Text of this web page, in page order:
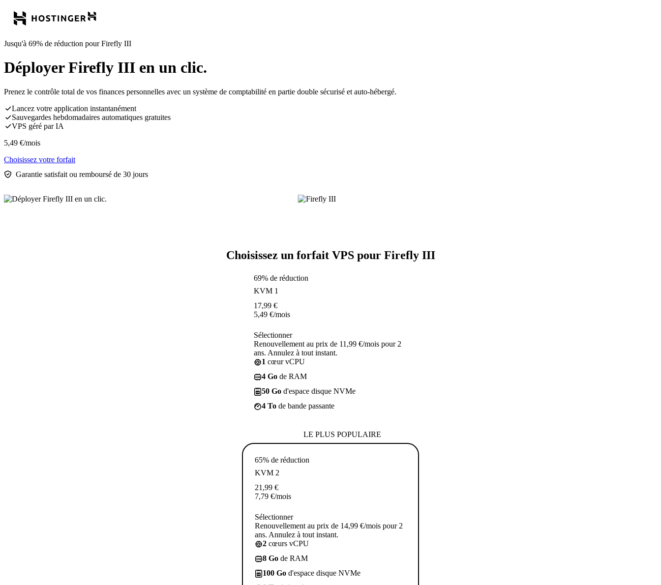
Jusqu'à 69% de réduction pour Firefly III
Déployer Firefly III en un clic.
Prenez le contrôle total de vos finances personnelles avec un système de comptabilité en partie double sécurisé et auto-hébergé.
Lancez votre application instantanément
Sauvegardes hebdomadaires automatiques gratuites
VPS géré par IA
5,49 €/mois
Choisissez votre forfait
Garantie satisfait ou remboursé de 30 jours
Choisissez un forfait VPS pour Firefly III
69% de réduction
KVM 1
17,99 €
5,49 €/mois
Sélectionner
Renouvellement au prix de 11,99 €/mois pour 2
ans. Annulez à tout instant.
1 cœur vCPU
4 Go de RAM
50 Go d'espace disque NVMe
4 To de bande passante
LE PLUS POPULAIRE
65% de réduction
KVM 2
21,99 €
7,79 €/mois
Sélectionner
Renouvellement au prix de 14,99 €/mois pour 2
ans. Annulez à tout instant.
2 cœurs vCPU
8 Go de RAM
100 Go d'espace disque NVMe